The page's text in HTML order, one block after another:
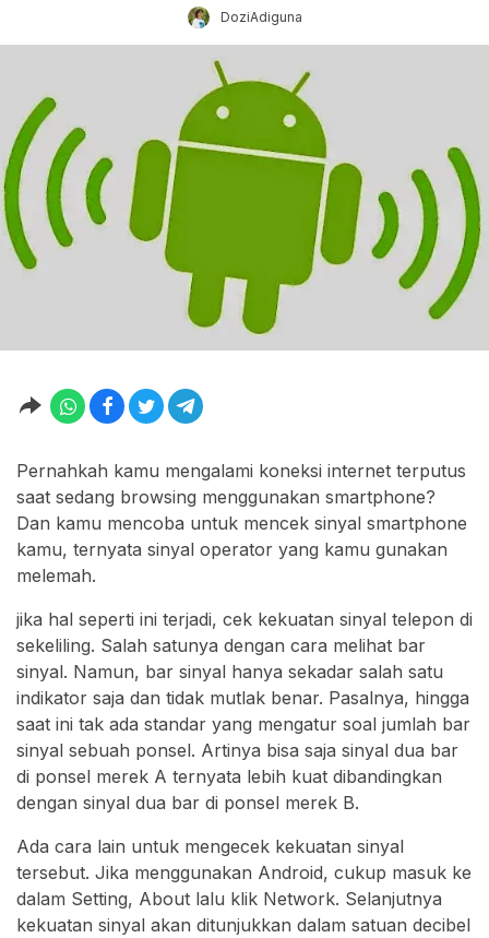
DoziAdiguna
Pernahkah kamu mengalami koneksi internet terputus
saat sedang browsing menggunakan smartphone?
Dan kamu mencoba untuk mencek sinyal smartphone
kamu, ternyata sinyal operator yang kamu gunakan
melemah.
jika hal seperti ini terjadi, cek kekuatan sinyal telepon di
sekeliling. Salah satunya dengan cara melihat bar
sinyal. Namun, bar sinyal hanya sekadar salah satu
indikator saja dan tidak mutlak benar. Pasalnya, hingga
saat ini tak ada standar yang mengatur soal jumlah bar
sinyal sebuah ponsel. Artinya bisa saja sinyal dua bar
di ponsel merek A ternyata lebih kuat dibandingkan
dengan sinyal dua bar di ponsel merek B.
Ada cara lain untuk mengecek kekuatan sinyal
tersebut. Jika menggunakan Android, cukup masuk ke
dalam Setting, About lalu klik Network. Selanjutnya
kekuatan sinyal akan ditunjukkan dalam satuan decibel